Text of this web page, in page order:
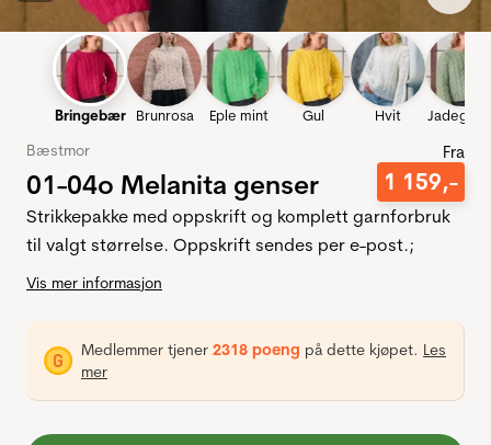
Bringebær Brunrosa Eple mint Gul Hvit
Bæstmor
01-04o Melanita genser
Fra
1 159,-
Strikkepakke med oppskrift og komplett garnforbruk
til valgt størrelse. Oppskrift sendes per e-post.;
Vis mer informasjon
Medlemmer tjener 2318 poeng på dette kjøpet. Les
mer